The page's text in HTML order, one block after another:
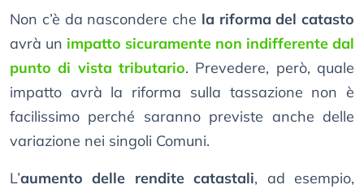
Non c’è da nascondere che la riforma del catasto
avrà un impatto sicuramente non indifferente dal
punto di vista tributario. Prevedere, però, quale
impatto avrà la riforma sulla tassazione non è
facilissimo perché saranno previste anche delle
variazione nei singoli Comuni.
L’aumento delle rendite catastali, ad esempio,